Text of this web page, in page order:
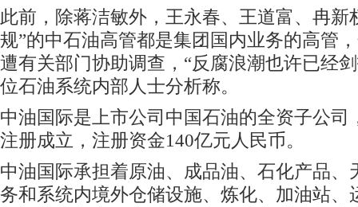
此前，除蒋洁敏外，王永春、王道富、冉新
规”的中石油高管都是集团国内业务的高管
遭有关部门协助调查，“反腐浪潮也许已经
位石油系统内部人士分析称。
中油国际是上市公司中国石油的全资子公司
注册成立，注册资金140亿元人民币。
中油国际承担着原油、成品油、石化产品、
务和系统内境外仓储设施、炼化、加油站、